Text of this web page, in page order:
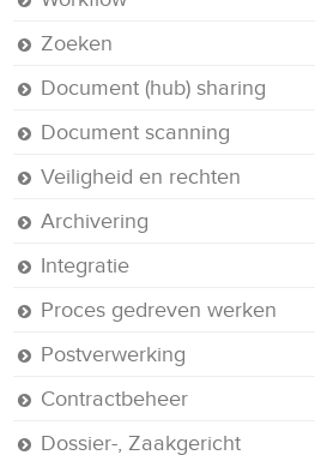
Zoeken
Document (hub) sharing
Document scanning
Veiligheid en rechten
Archivering
Integratie
Proces gedreven werken
Postverwerking
Contractbeheer
Dossier-, Zaakgericht